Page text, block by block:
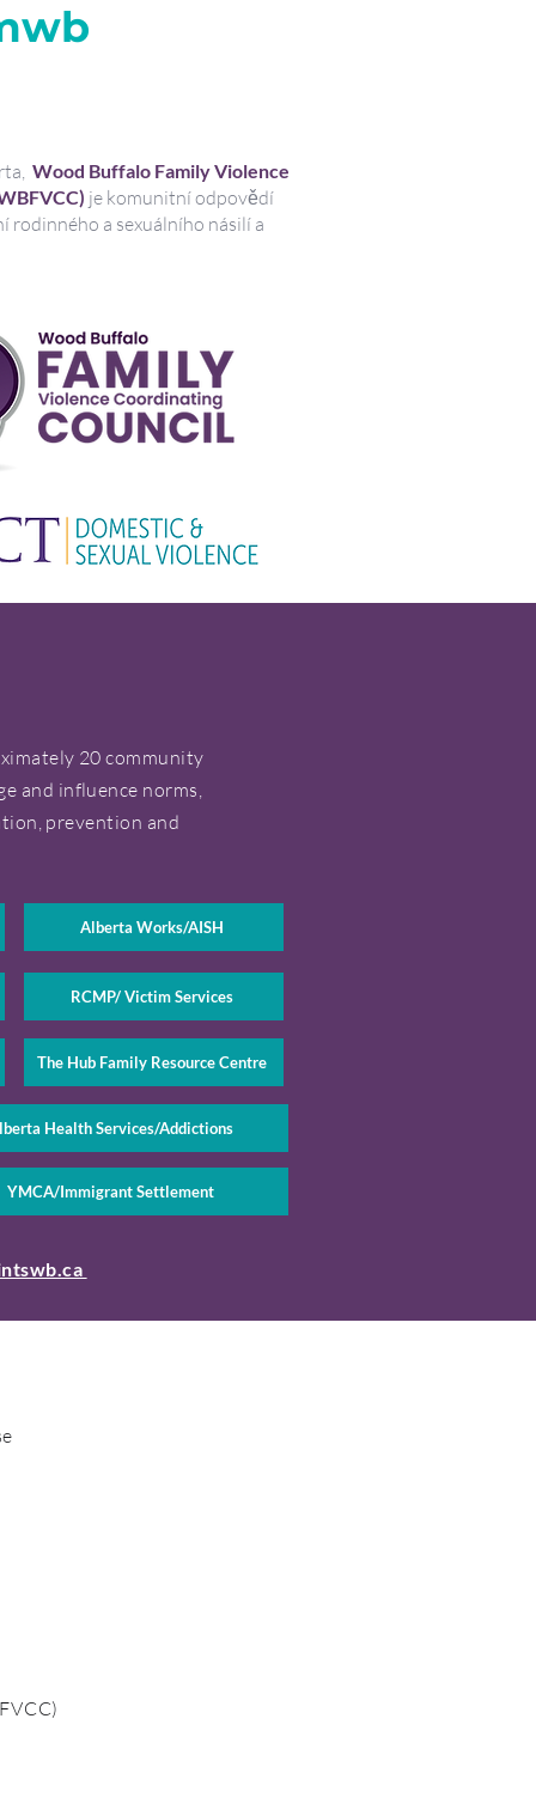
Wood Buffalo Family Violence
je komunitní odpovědí
rodinného a sexuálního násilí a
20 community
and influence norms,
prevention and
Alberta Works/AISH
RCMP/ Victim Services
The Hub Family Resource Centre
Health Services/Addictions
YMCA/Immigrant Settlement